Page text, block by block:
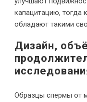
капацитацию, тогда
обладают такими
Дизайн,
Образцы спермы от